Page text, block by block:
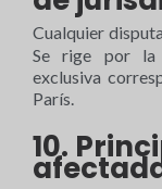
Cualquier
Se rige por la
exclusiva
París.
10.